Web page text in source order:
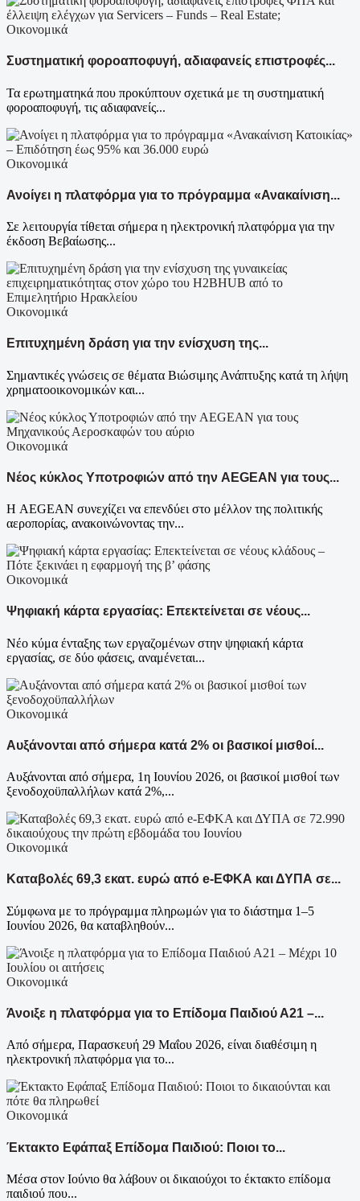
Οικονομικά
Συστηματική φοροαποφυγή, αδιαφανείς επιστροφές...
Τα ερωτηματηκά που προκύπτουν σχετικά με τη συστηματική
φοροαποφυγή, τις αδιαφανείς...
Οικονομικά
Ανοίγει η πλατφόρμα για το πρόγραμμα «Ανακαίνιση...
Σε λειτουργία τίθεται σήμερα η ηλεκτρονική πλατφόρμα για την
έκδοση Βεβαίωσης...
Οικονομικά
Επιτυχημένη δράση για την ενίσχυση της...
Σημαντικές γνώσεις σε θέματα Βιώσιμης Ανάπτυξης κατά τη λήψη
χρηματοοικονομικών και...
Οικονομικά
Νέος κύκλος Υποτροφιών από την AEGEAN για τους...
Η AEGEAN συνεχίζει να επενδύει στο μέλλον της πολιτικής
αεροπορίας, ανακοινώνοντας την...
Οικονομικά
Ψηφιακή κάρτα εργασίας: Επεκτείνεται σε νέους...
Νέο κύμα ένταξης των εργαζομένων στην ψηφιακή κάρτα
εργασίας, σε δύο φάσεις, αναμένεται...
Οικονομικά
Aυξάνονται από σήμερα κατά 2% οι βασικοί μισθοί...
Αυξάνονται από σήμερα, 1η Ιουνίου 2026, οι βασικοί μισθοί των
ξενοδοχοϋπαλλήλων κατά 2%,...
Οικονομικά
Καταβολές 69,3 εκατ. ευρώ από e-ΕΦΚΑ και ΔΥΠΑ σε...
Σύμφωνα με το πρόγραμμα πληρωμών για το διάστημα 1–5
Ιουνίου 2026, θα καταβληθούν...
Οικονομικά
Άνοιξε η πλατφόρμα για το Επίδομα Παιδιού Α21 –...
Από σήμερα, Παρασκευή 29 Μαΐου 2026, είναι διαθέσιμη η
ηλεκτρονική πλατφόρμα για το...
Οικονομικά
Έκτακτο Εφάπαξ Επίδομα Παιδιού: Ποιοι το...
Μέσα στον Ιούνιο θα λάβουν οι δικαιούχοι το έκτακτο επίδομα
παιδιού που...